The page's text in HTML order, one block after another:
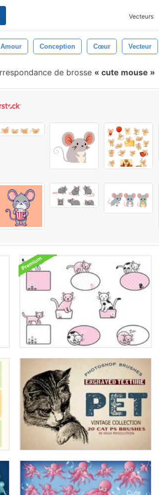
Vecteurs
Amour Conception Cœur Vecteur
de brosse cute mouse